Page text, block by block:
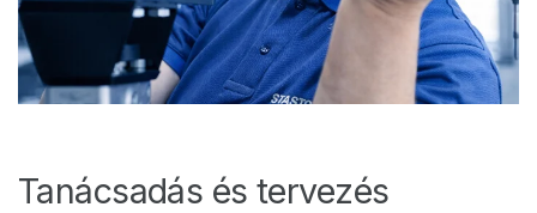
Tanácsadás és tervezés